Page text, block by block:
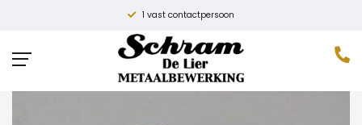
Hoge kwaliteit
» Paalknop ‘Fresia’